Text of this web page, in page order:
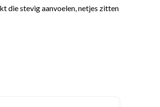
die stevig aanvoelen, netjes zitten